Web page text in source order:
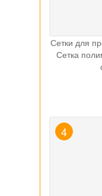
Сетки для
Сетка